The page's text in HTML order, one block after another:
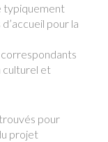
typiquement
pour la
correspondants
culturel et
pour
projet